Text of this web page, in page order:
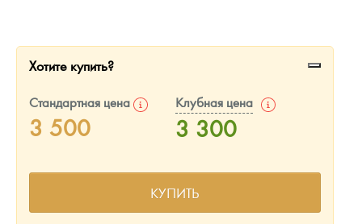
Наборы подарочных и коллекционных монет
Монеты и жетоны из недрагоценных металлов
Хотите купить?
Стандартная цена
3 500
Клубная цена
3 300
КУПИТЬ